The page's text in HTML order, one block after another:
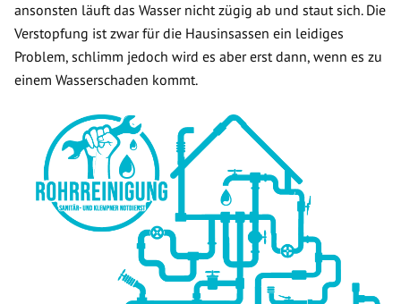
ansonsten läuft das Wasser nicht zügig ab und staut sich. Die
Verstopfung ist zwar für die Hausinsassen ein leidiges
Problem, schlimm jedoch wird es aber erst dann, wenn es zu
einem Wasserschaden kommt.